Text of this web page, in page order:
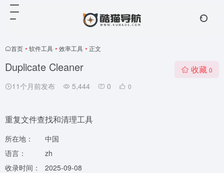
首页 • 软件工具 • 效率工具 • 正文
Duplicate Cleaner
11个月前发布 5,444 0 0
收藏 0
重复文件查找和清理工具
所在地：
中国
语言：
zh
收录时间：
2025-09-08